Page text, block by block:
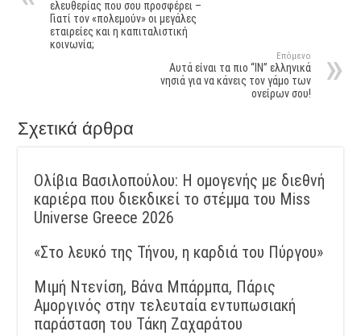
ελευθερίας που σου προσφέρει –
Γιατί τον «πολεμούν» οι μεγάλες
εταιρείες και η καπιταλιστική
κοινωνία;
Επόμενο
Αυτά είναι τα πιο “ΙΝ” ελληνικά
νησιά για να κάνεις τον γάμο των
ονείρων σου!
Σχετικά άρθρα
Ολίβια Βασιλοπούλου: Η ομογενής με διεθνή
καριέρα που διεκδικεί το στέμμα του Miss
Universe Greece 2026
«Στο λευκό της Τήνου, η καρδιά του Πύργου»
Μιμή Ντενίση, Βάνα Μπάρμπα, Πάρις
Αμοργινός στην τελευταία εντυπωσιακή
παράσταση του Τάκη Ζαχαράτου